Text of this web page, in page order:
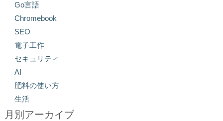
Go言語
Chromebook
SEO
電子工作
セキュリティ
AI
肥料の使い方
生活
月別アーカイブ